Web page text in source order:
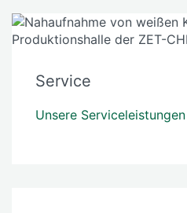
Service
Unsere Serviceleistungen